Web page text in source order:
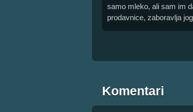
samo mleko, ali sam im
prodavnice, zaboravlja
Komentari